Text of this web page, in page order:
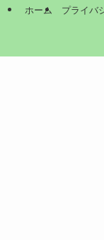
ホーム プライバ